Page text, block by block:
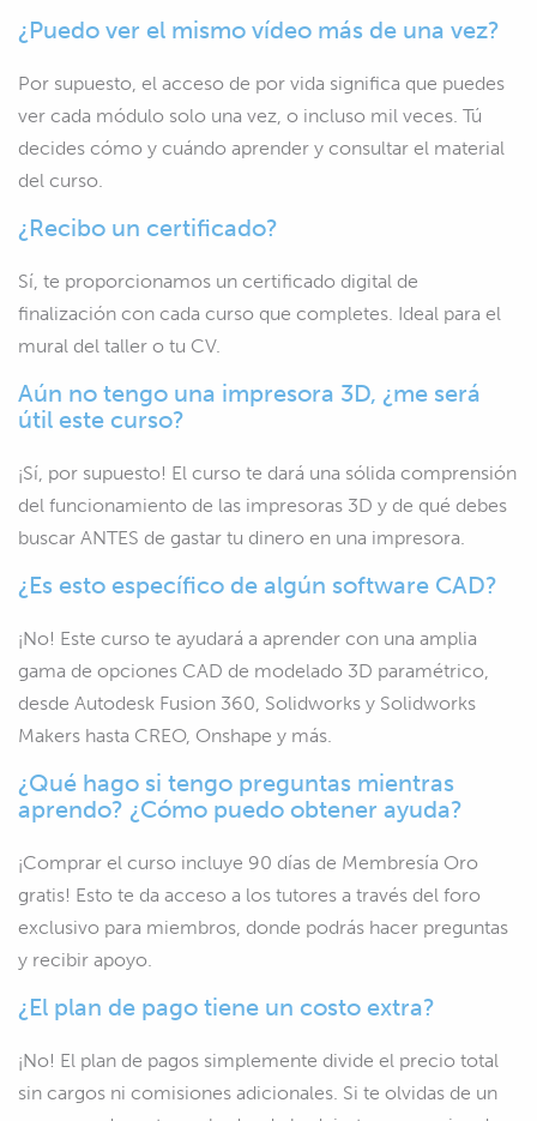
¿Puedo ver el mismo vídeo más de una vez?
Por supuesto, el acceso de por vida significa que puedes
ver cada módulo solo una vez, o incluso mil veces. Tú
decides cómo y cuándo aprender y consultar el material
del curso.
¿Recibo un certificado?
Sí, te proporcionamos un certificado digital de
finalización con cada curso que completes. Ideal para el
mural del taller o tu CV.
Aún no tengo una impresora 3D, ¿me será
útil este curso?
¡Sí, por supuesto! El curso te dará una sólida comprensión
del funcionamiento de las impresoras 3D y de qué debes
buscar ANTES de gastar tu dinero en una impresora.
¿Es esto específico de algún software CAD?
¡No! Este curso te ayudará a aprender con una amplia
gama de opciones CAD de modelado 3D paramétrico,
desde Autodesk Fusion 360, Solidworks y Solidworks
Makers hasta CREO, Onshape y más.
¿Qué hago si tengo preguntas mientras
aprendo? ¿Cómo puedo obtener ayuda?
¡Comprar el curso incluye 90 días de Membresía Oro
gratis! Esto te da acceso a los tutores a través del foro
exclusivo para miembros, donde podrás hacer preguntas
y recibir apoyo.
¿El plan de pago tiene un costo extra?
¡No! El plan de pagos simplemente divide el precio total
sin cargos ni comisiones adicionales. Si te olvidas de un